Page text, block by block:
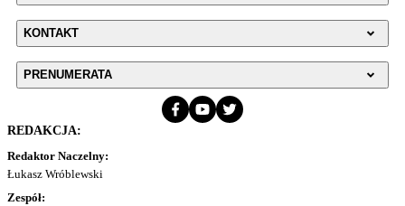
KONTAKT
PRENUMERATA
REDAKCJA:
Redaktor Naczelny:
Łukasz Wróblewski
Zespół: